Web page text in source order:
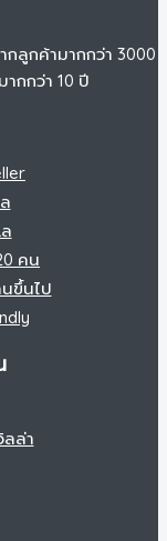
ลูกค้ามากกว่า 3000
กกว่า 10 ปี
คน
ขึ้นไป
ล่า